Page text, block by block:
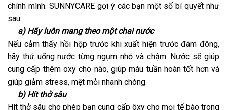
chính mình. SUNNYCARE gợi ý các bạn một số bí quyết như
sau:
a) Hãy luôn mang theo một chai nước
Nếu cảm thấy hồi hộp trước khi xuất hiện trước đám đông,
hãy thử uống nước từng ngụm nhỏ và chậm. Nước sẽ giúp
cung cấp thêm oxy cho não, giúp máu tuần hoàn tốt hơn và
giúp giảm stress, mệt mỏi nhanh chóng.
b) Hít thở sâu
Hít thở sâu cho phép bạn cung cấp ôxy cho mọi tế bào trong